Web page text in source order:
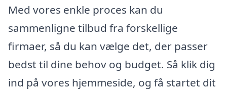
Med vores enkle proces kan du
sammenligne tilbud fra forskellige
firmaer, så du kan vælge det, der passer
bedst til dine behov og budget. Så klik dig
ind på vores hjemmeside, og få startet dit